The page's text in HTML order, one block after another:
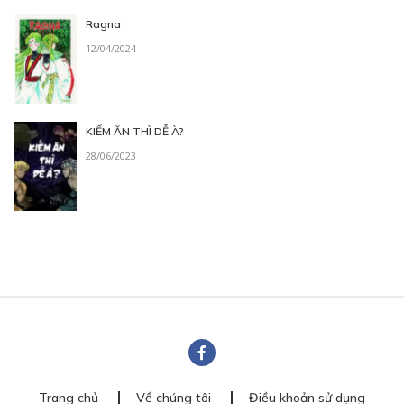
Ragna
12/04/2024
KIẾM ĂN THÌ DỄ À?
28/06/2023
Trang chủ Về chúng tôi Điều khoản sử dụng